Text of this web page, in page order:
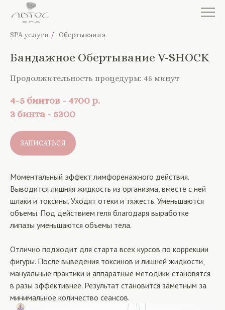
SPA услуги / Обертывания
Бандажное Обертывание V-SHOCK
Продолжительность процедуры: 45 минут
4-5 бинтов - 4700
3 бинта - 5300
р.
ЗАПИСАТЬСЯ
Моментальный эффект лимфоренажного действия.
Выводится лишняя жидкость из организма, вместе с ней
шлаки и токсины. Уходят отеки и тяжесть. Уменьшаются
объемы. Под действием геля благодаря выработке
липазы уменьшаются объемы тела.
Отлично подходит для старта всех курсов по коррекции
фигуры. После выведения токсинов и лишней жидкости,
мануальные практики и аппаратные методики становятся
в разы эффективнее. Результат становится заметным за
минимальное количество сеансов.